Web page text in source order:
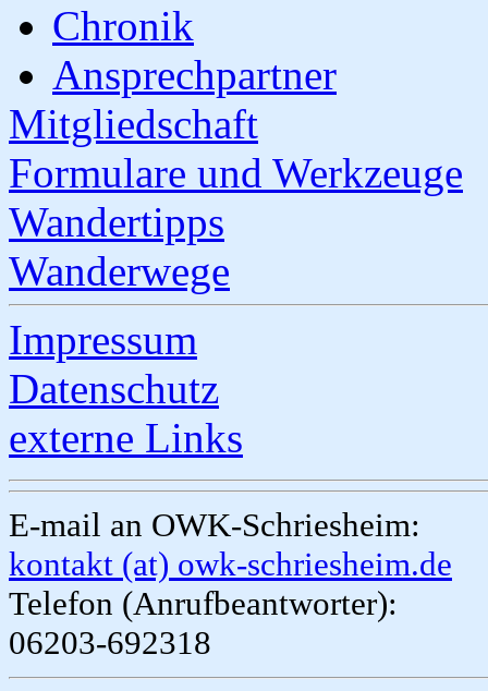
Chronik
Ansprechpartner
Mitgliedschaft
Formulare und Werkzeuge
Wandertipps
Wanderwege
Impressum
Datenschutz
externe Links
E-mail an OWK-Schriesheim:
kontakt (at) owk-schriesheim.de
Telefon (Anrufbeantworter):
06203-692318